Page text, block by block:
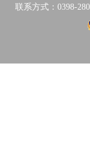
联系方式：0398-